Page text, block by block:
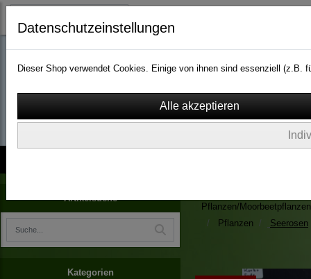
wassergarten-
Artikelsuche
Kategorien
Pflanzen/
Pflanzen
Seerosen
Datenschutzeinstellungen
Dieser Shop verwendet Cookies. Einige von ihnen sind essenziell (z.B.